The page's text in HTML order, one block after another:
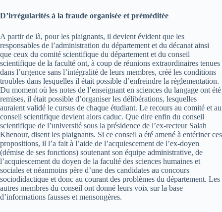
D’irrégularités à la fraude organisée et préméditée
A partir de là, pour les plaignants, il devient évident que les
responsables de l’administration du département et du décanat ainsi
que ceux du comité scientifique du département et du conseil
scientifique de la faculté ont, à coup de réunions extraordinaires tenues
dans l’urgence sans l’intégralité de leurs membres, créé les conditions
troubles dans lesquelles il était possible d’enfreindre la réglementation.
Du moment où les notes de l’enseignant en sciences du langage ont été
remises, il était possible d’organiser les délibérations, lesquelles
auraient validé le cursus de chaque étudiant. Le recours au comité et au
conseil scientifique devient alors caduc. Que dire enfin du conseil
scientifique de l’université sous la présidence de l’ex-recteur Salah
Khenour, disent les plaignants. Si ce conseil a été amené à entériner ces
propositions, il l’a fait à l’aide de l’acquiescement de l’ex-doyen
(démise de ses fonctions) soutenant son équipe administrative, de
l’acquiescement du doyen de la faculté des sciences humaines et
sociales et néanmoins père d’une des candidates au concours
sociodidactique et donc au courant des problèmes du département. Les
autres membres du conseil ont donné leurs voix sur la base
d’informations fausses et mensongères.